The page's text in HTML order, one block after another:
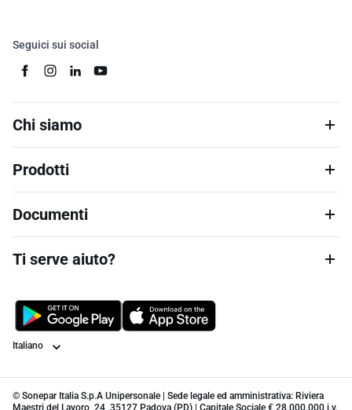
Seguici sui social
Chi siamo
Prodotti
Documenti
Ti serve aiuto?
Lingua
© Sonepar Italia S.p.A Unipersonale | Sede legale ed amministrativa: Riviera
Maestri del Lavoro, 24, 35127 Padova (PD) | Capitale Sociale € 28.000.000 i.v.